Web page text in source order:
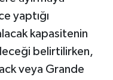
yaptığı
kapasitenin
belirtilirken,
veya Grande